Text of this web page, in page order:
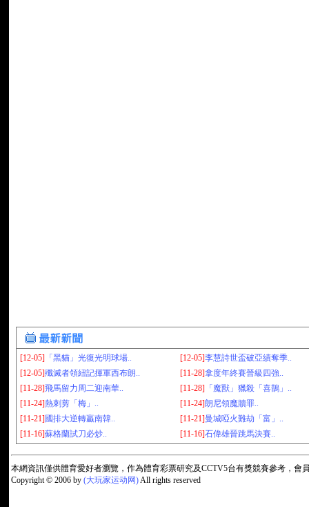
[12-05] 「黑貓」光復光明球場.. [12-05]李慧詩世盃破亞績奪季..
[12-05]殲滅者領紐記揮軍西布朗.. [11-28]拿度年終賽晉級四強..
[11-28]飛馬留力周二迎南華.. [11-28] 「魔獸」獵殺「喜鵲」..
[11-24]熱刺剪「梅」.. [11-24]朗尼領魔贖罪..
[11-21] 國排大逆轉贏南韓.. [11-21]曼城啞火難劫「富」..
[11-16]蘇格蘭試刀必炒.. [11-16]石偉雄晉跳馬決賽..
本網資訊僅供體育愛好者瀏覽，作為體育彩票研究及CCTV5台有獎競賽參考，
Copyright © 2006 by (大玩家运动网)All rights reserved